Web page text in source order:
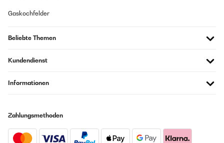
Gaskochfelder
Beliebte Themen
Kundendienst
Informationen
Zahlungsmethoden